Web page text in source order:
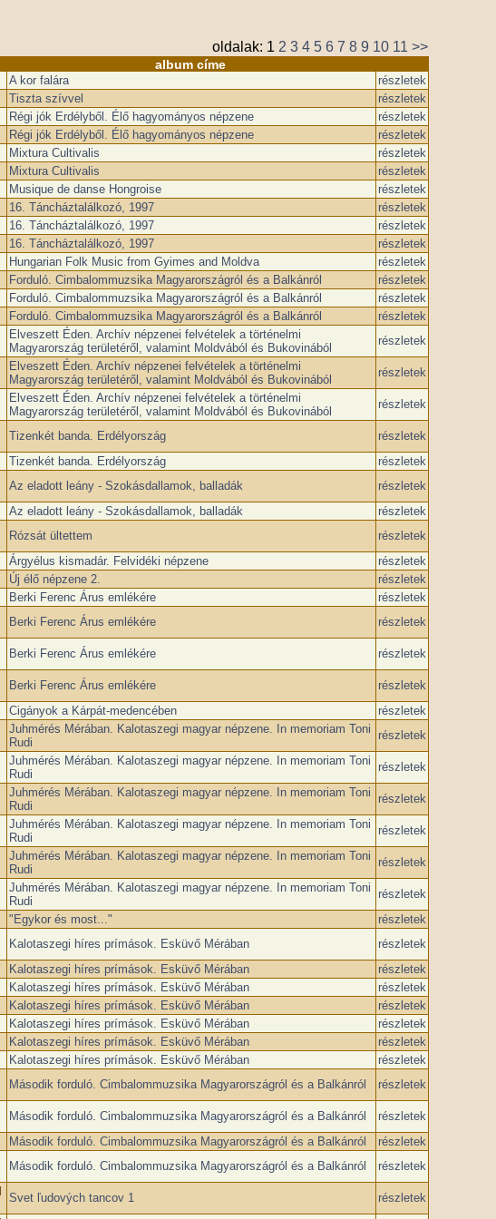
oldalak: 1 2 3 4 5 6 7 8 9 10 11 >>
album címe
A kor falára
részletek
Tiszta szívvel
részletek
Régi jók Erdélyből. Élő hagyományos népzene
részletek
Régi jók Erdélyből. Élő hagyományos népzene
részletek
Mixtura Cultivalis
részletek
Mixtura Cultivalis
részletek
Musique de danse Hongroise
részletek
16. Táncháztalálkozó, ­1997
részletek
16. Táncháztalálkozó, ­1997
részletek
16. Táncháztalálkozó, ­1997
részletek
Hungarian Folk Music from Gyimes and Moldva
részletek
Forduló. Cimbalommuzsika Magyarországról és a Balkánról
részletek
Forduló. Cimbalommuzsika Magyarországról és a Balkánról
részletek
Forduló. Cimbalommuzsika Magyarországról és a Balkánról
részletek
Elveszett Éden. Archív népzenei felvételek a történelmi
Magyarország területéről, valamint Moldvából és Bukovinából
részletek
Elveszett Éden. Archív népzenei felvételek a történelmi
Magyarország területéről, valamint Moldvából és Bukovinából
részletek
Elveszett Éden. Archív népzenei felvételek a történelmi
Magyarország területéről, valamint Moldvából és Bukovinából
részletek
Tizenkét banda. Erdélyország
részletek
Tizenkét banda. Erdélyország
részletek
Az eladott leány - Szokásdallamok, balladák
részletek
Az eladott leány - Szokásdallamok, balladák
részletek
Rózsát ültettem
részletek
Árgyélus kismadár. Felvidéki népzene
részletek
Új élő népzene 2.
részletek
Berki Ferenc Árus emlékére
részletek
Berki Ferenc Árus emlékére részletek
Berki Ferenc Árus emlékére
részletek
Berki Ferenc Árus emlékére
részletek
Cigányok a Kárpát-medencében
részletek
Juhmérés Mérában. Kalotaszegi magyar népzene. In memoriam Toni
Rudi
részletek
Juhmérés Mérában. Kalotaszegi magyar népzene. In memoriam Toni
Rudi
részletek
Juhmérés Mérában. Kalotaszegi magyar népzene. In memoriam Toni
Rudi
részletek
Juhmérés Mérában. Kalotaszegi magyar népzene. In memoriam Toni
Rudi
részletek
Juhmérés Mérában. Kalotaszegi magyar népzene. In memoriam Toni
Rudi
részletek
Juhmérés Mérában. Kalotaszegi magyar népzene. In memoriam Toni
Rudi
részletek
"Egykor és most..."
részletek
Kalotaszegi híres prímások. Esküvő Mérában
részletek
Kalotaszegi híres prímások. Esküvő Mérában
részletek
Kalotaszegi híres prímások. Esküvő Mérában
részletek
Kalotaszegi híres prímások. Esküvő Mérában
részletek
Kalotaszegi híres prímások. Esküvő Mérában
részletek
Kalotaszegi híres prímások. Esküvő Mérában
részletek
Kalotaszegi híres prímások. Esküvő Mérában
részletek
Második forduló. Cimbalommuzsika Magyarországról és a Balkánról részletek
Második forduló. Cimbalommuzsika Magyarországról és a Balkánról
részletek
Második forduló. Cimbalommuzsika Magyarországról és a Balkánról
részletek
Második forduló. Cimbalommuzsika Magyarországról és a Balkánról részletek
Svet ľudových tancov 1
részletek